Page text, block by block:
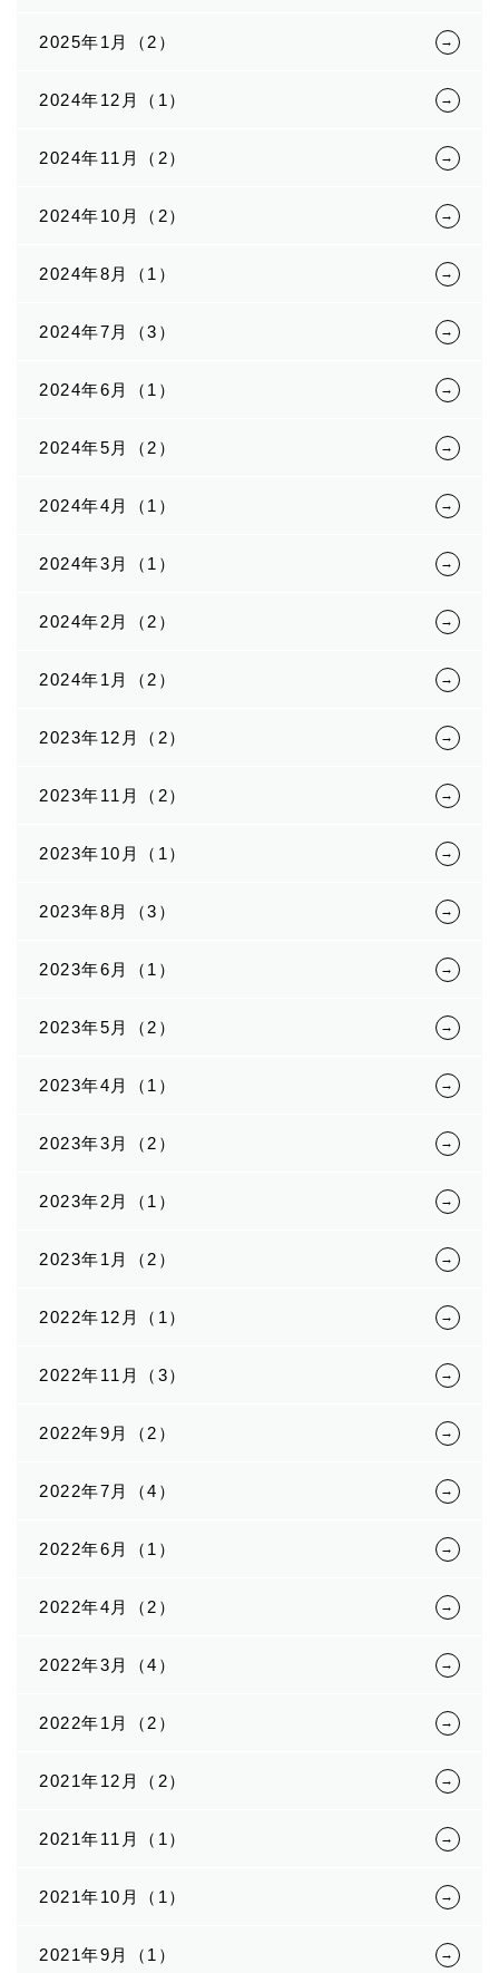
2025年1月（2）
2024年12月（1）
2024年11月（2）
2024年10月（2）
2024年8月（1）
2024年7月（3）
2024年6月（1）
2024年5月（2）
2024年4月（1）
2024年3月（1）
2024年2月（2）
2024年1月（2）
2023年12月（2）
2023年11月（2）
2023年10月（1）
2023年8月（3）
2023年6月（1）
2023年5月（2）
2023年4月（1）
2023年3月（2）
2023年2月（1）
2023年1月（2）
2022年12月（1）
2022年11月（3）
2022年9月（2）
2022年7月（4）
2022年6月（1）
2022年4月（2）
2022年3月（4）
2022年1月（2）
2021年12月（2）
2021年11月（1）
2021年10月（1）
2021年9月（1）